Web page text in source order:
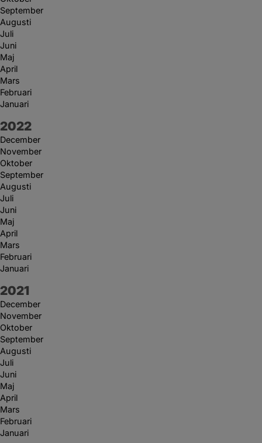
September
Augusti
Juli
Juni
Maj
April
Mars
Februari
Januari
År:
2022
December
November
Oktober
September
Augusti
Juli
Juni
Maj
April
Mars
Februari
Januari
År:
2021
December
November
Oktober
September
Augusti
Juli
Juni
Maj
April
Mars
Februari
Januari